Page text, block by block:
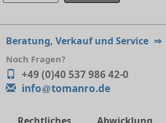
Beratung, Verkauf und Service ⇒
Noch Fragen?
+49 (0)40 537 986 42-0
info
tomanro.de